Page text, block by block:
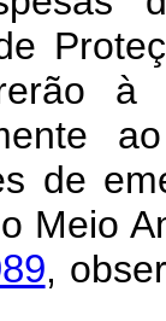
à
de
Meio
,